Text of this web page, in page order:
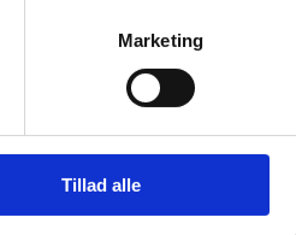
Marketing
Tillad alle